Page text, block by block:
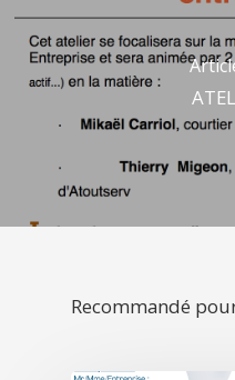
Recommandé